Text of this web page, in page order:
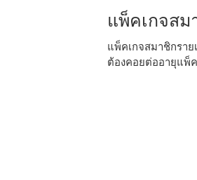
แพ็คเกจสม
แพ็คเกจสมาชิกรา
ต้องคอยต่ออายุแพ็